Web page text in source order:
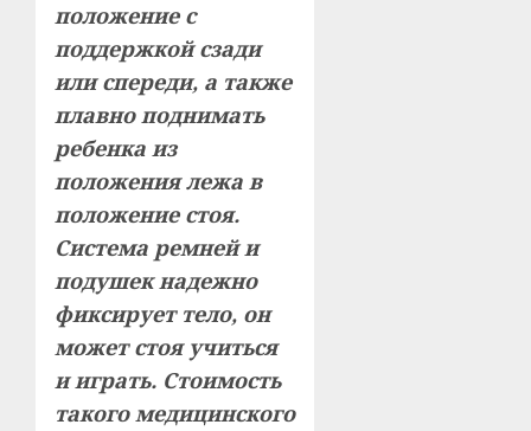
положение с
поддержкой сзади
или спереди, а также
плавно поднимать
ребенка из
положения лежа в
положение стоя.
Система ремней и
подушек надежно
фиксирует тело, он
может стоя учиться
и играть. Стоимость
такого медицинского